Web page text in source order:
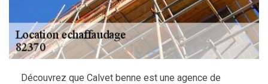
Découvrez que Calvet benne est une agence de